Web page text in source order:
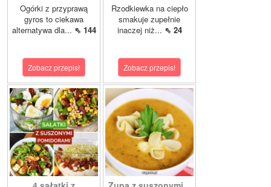
Ogórki z przyprawą
gyros to ciekawa
alternatywa dla... ⇖ 144
Zobacz przepis!
Rzodkiewka na ciepło
smakuje zupełnie
inaczej niż... ⇖ 24
Zobacz przepis!